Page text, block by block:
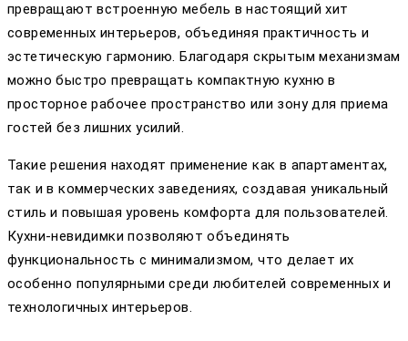
превращают встроенную мебель в настоящий хит
современных интерьеров, объединяя практичность и
эстетическую гармонию. Благодаря скрытым механизмам
можно быстро превращать компактную кухню в
просторное рабочее пространство или зону для приема
гостей без лишних усилий.
Такие решения находят применение как в апартаментах,
так и в коммерческих заведениях, создавая уникальный
стиль и повышая уровень комфорта для пользователей.
Кухни-невидимки позволяют объединять
функциональность с минимализмом, что делает их
особенно популярными среди любителей современных и
технологичных интерьеров.